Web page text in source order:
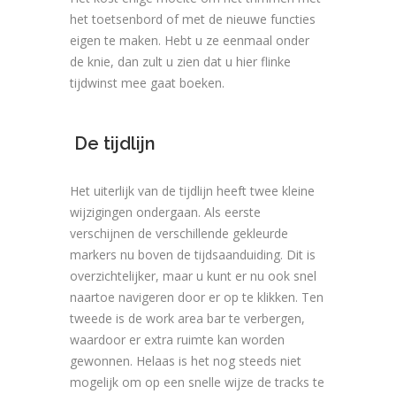
het toetsenbord of met de nieuwe functies
eigen te maken. Hebt u ze eenmaal onder
de knie, dan zult u zien dat u hier flinke
tijdwinst mee gaat boeken.
De tijdlijn
Het uiterlijk van de tijdlijn heeft twee kleine
wijzigingen ondergaan. Als eerste
verschijnen de verschillende gekleurde
markers nu boven de tijdsaanduiding. Dit is
overzichtelijker, maar u kunt er nu ook snel
naartoe navigeren door er op te klikken. Ten
tweede is de work area bar te verbergen,
waardoor er extra ruimte kan worden
gewonnen. Helaas is het nog steeds niet
mogelijk om op een snelle wijze de tracks te